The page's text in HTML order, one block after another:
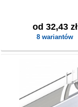
od 32,43 zł
8 wariantów